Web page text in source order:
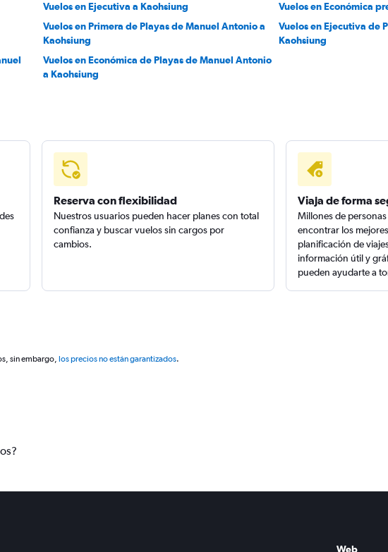
Vuelos en Ejecutiva a Kaohsiung
Vuelos en Económica
Vuelos en Primera de Playas de Manuel Antonio a
Kaohsiung
Vuelos en Ejecutiva de
Kaohsiung
Vuelos en Económica de Playas de Manuel Antonio
a Kaohsiung
Reserva con flexibilidad
Nuestros usuarios pueden hacer planes con total
confianza y buscar vuelos sin cargos por
cambios.
Viaja de forma
Millones de
encontrar los
planificación de
información útil y
pueden ayudarte a
sin embargo, los precios no están garantizados.
Web